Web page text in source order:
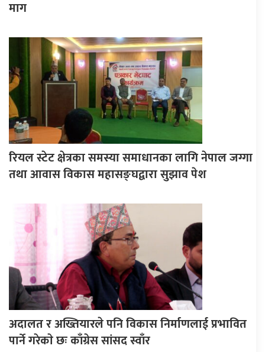
माग
रियल स्टेट क्षेत्रका समस्या समाधानका लागि नेपाल जग्गा
तथा आवास विकास महासङ्घद्वारा सुझाव पेश
अदालत र अख्तियारले पनि विकास निर्माणलाई प्रभावित
पार्ने गरेकाे छः काँग्रेस सांसद स्वाँर